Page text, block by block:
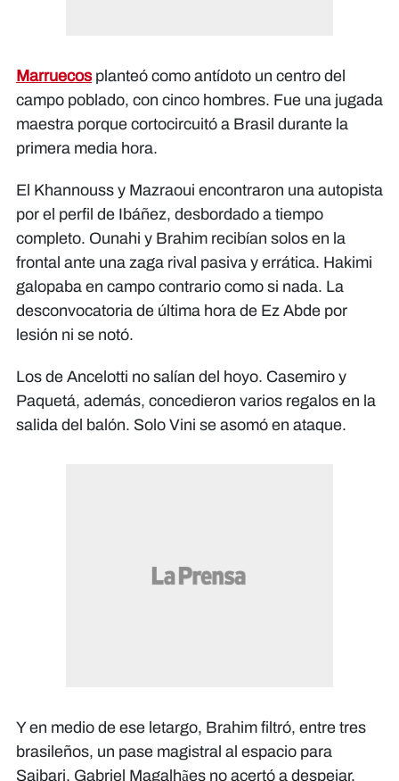
Marruecosplanteó como antídoto un centro del
campo poblado, con cinco hombres. Fue una jugada
maestra porque cortocircuitó a Brasil durante la
primera media hora.
El Khannouss y Mazraoui encontraron una autopista
por el perfil de Ibáñez, desbordado a tiempo
completo. Ounahi y Brahim recibían solos en la
frontal ante una zaga rival pasiva y errática. Hakimi
galopaba en campo contrario como si nada. La
desconvocatoria de última hora de Ez Abde por
lesión ni se notó.
Los de Ancelotti no salían del hoyo. Casemiro y
Paquetá, además, concedieron varios regalos en la
salida del balón. Solo Vini se asomó en ataque.
Y en medio de ese letargo, Brahim filtró, entre tres
brasileños, un pase magistral al espacio para
Saibari. Gabriel Magalhães no acertó a despejar,